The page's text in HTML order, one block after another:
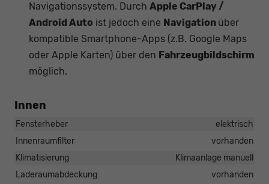
Navigationssystem. Durch Apple CarPlay /
Android Auto ist jedoch eine Navigation über
kompatible Smartphone-Apps (z.B. Google Maps
oder Apple Karten) über den Fahrzeugbildschirm
möglich.
Innen
Fensterheber
elektrisch
Innenraumfilter
vorhanden
Klimatisierung
Klimaanlage manuell
Laderaumabdeckung
vorhanden